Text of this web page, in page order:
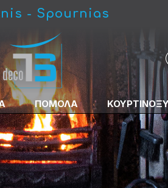
- Spournias
ΠΟΜΟΛΑ